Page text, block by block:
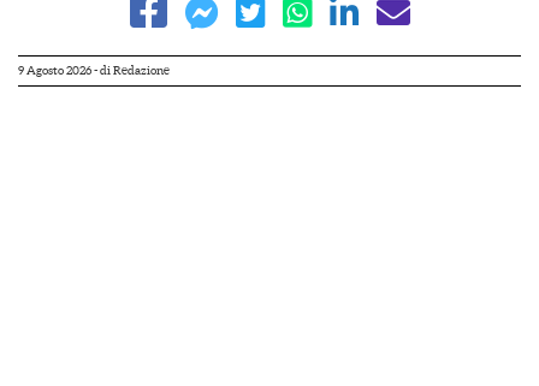
9 Agosto 2026- di Redazione